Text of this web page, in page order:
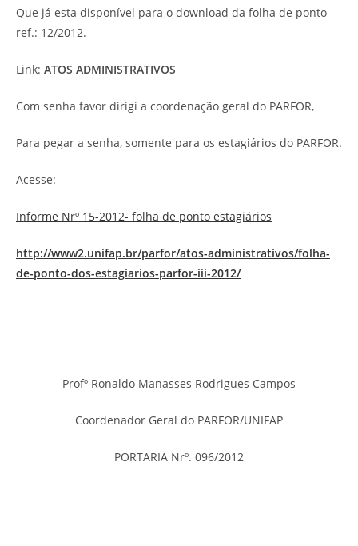
Que já esta disponível para o download da folha de ponto
ref.: 12/2012.
Link: ATOS ADMINISTRATIVOS
Com senha favor dirigi a coordenação geral do PARFOR,
Para pegar a senha, somente para os estagiários do PARFOR.
Acesse:
Informe Nrº 15-2012- folha de ponto estagiários
http://www2.unifap.br/parfor/atos-administrativos/folha-
de-ponto-dos-estagiarios-parfor-iii-2012/
Profº Ronaldo Manasses Rodrigues Campos
Coordenador Geral do PARFOR/UNIFAP
PORTARIA Nrº. 096/2012